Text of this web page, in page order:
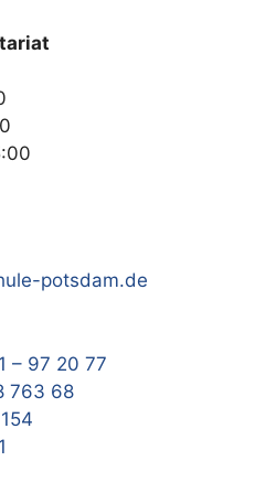
potsdam.de
– 97 20 77
763 68